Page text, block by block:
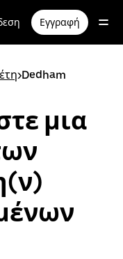
Εγγραφή
>Dedham
μια